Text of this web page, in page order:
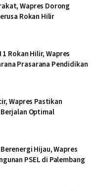
Wapres Dorong
Rokan Hilir
Rokan Hilir, Wapres
Prasarana Pendidikan
Wapres Pastikan
Optimal
Hijau, Wapres
PSEL di Palembang